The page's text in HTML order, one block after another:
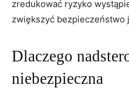
zredukować ryzyko
zwiększyć bezpieczeństwo⁣
Dlaczego
niebezpieczna